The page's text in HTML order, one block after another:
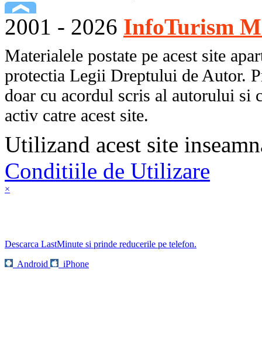
2001 - 2026 InfoTurism
Materialele postate pe acest site
protectia Legii Dreptului de Autor.
doar cu acordul scris al autorului si
activ catre acest site.
Utilizand acest site
Conditiile de Utilizare
×
Descarca LastMinute si prinde reducerile pe telefon.
Android
iPhone